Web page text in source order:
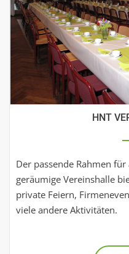
HNT
Der passende Rahmen
geräumige Vereinshalle
private Feiern,
viele andere Aktivitäten.